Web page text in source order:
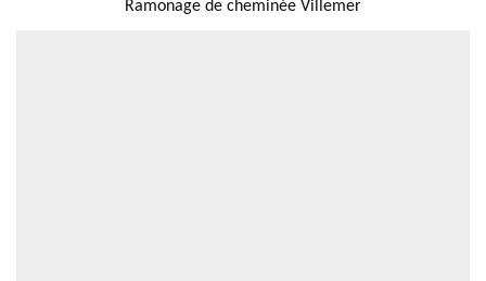
Ramonage de cheminée Villemer